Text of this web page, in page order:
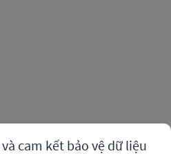
cam kết bảo vệ dữ liệu